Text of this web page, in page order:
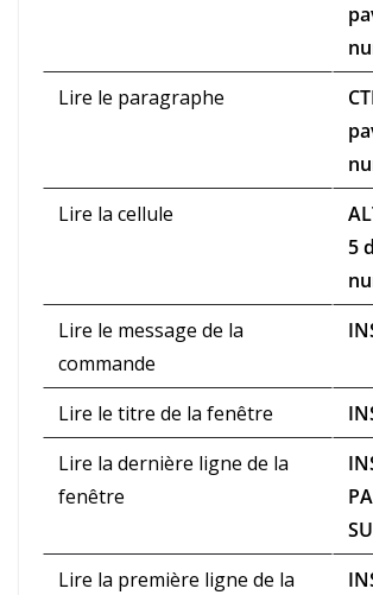
Lire le paragraphe
Lire la cellule
5
Lire le message de la
commande
Lire le titre de la fenêtre
Lire la dernière ligne de la
fenêtre
Lire la première ligne de la